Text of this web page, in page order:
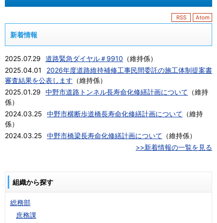
RSS Atom
新着情報
2025.07.29 道路緊急ダイヤル＃9910 （維持係）
2025.04.01
2026年度道路維持補修工事民間委託の施工体制提案書
審査結果を公表します （維持係）
2025.01.29
中野市道路トンネル長寿命化修繕計画について （維持
係）
2024.03.25
中野市横断歩道橋長寿命化修繕計画について （維持
係）
2024.03.25
中野市橋梁長寿命化修繕計画について （維持係）
>>新着情報の一覧を見る
組織から探す
総務部
庶務課